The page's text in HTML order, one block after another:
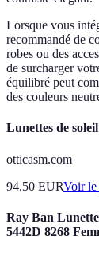
Lorsque vous
recommandé de
robes ou des
de surcharger
équilibré peut
des couleurs
Lunettes de
otticasm.com
94.50 EURVoir
Ray Ban
5442D 8268